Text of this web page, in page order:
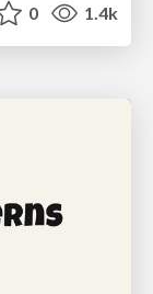
0 1.4k